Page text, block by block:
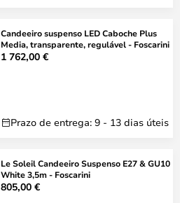
Candeeiro suspenso LED Caboche Plus
Media, transparente, regulável - Foscarini
1 762,00 €
Prazo de entrega: 9 - 13 dias úteis
Le Soleil Candeeiro Suspenso E27 & GU10
White 3,5m - Foscarini
805,00 €